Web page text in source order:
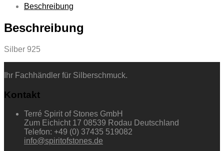
Beschreibung
Beschreibung
Silber 925
Ihr Fachhändler für Silberschmuck.
Kontakt
Terré Spirit of Stones GmbH
Zum Eichicht 17 08539 Rodau Deutschland
Telefon: +49 (0) 37435 519082
info@spiritofstones.de